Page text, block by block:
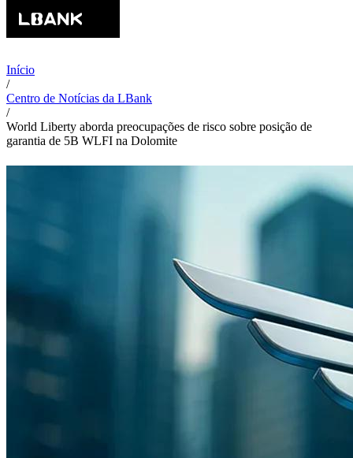
Início
/
Centro de Notícias da LBank
/
World Liberty aborda preocupações de risco sobre posição de
garantia de 5B WLFI na Dolomite